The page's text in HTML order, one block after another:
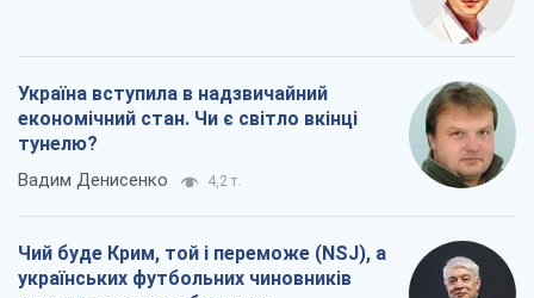
Україна вступила в надзвичайний
економічний стан. Чи є світло вкінці
тунелю?
Вадим Денисенко 4,2 т.
Чий буде Крим, той і переможе (NSJ), а
українських футбольних чиновників